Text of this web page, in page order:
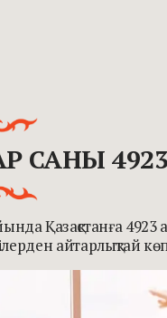
САНЫ
Қазақстанға
айтарлықтай